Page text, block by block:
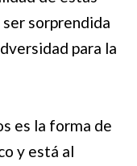
sorprendida
para la
es la forma de
y está al